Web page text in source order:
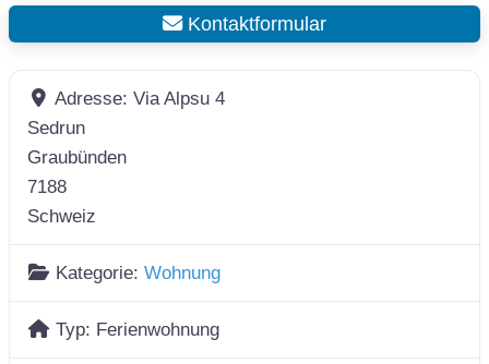
Kontaktformular
Adresse:Via Alpsu 4
Sedrun
Graubünden
7188
Schweiz
Kategorie:Wohnung
Typ: Ferienwohnung